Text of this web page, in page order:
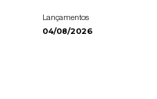
Lançamentos
04/08/2026